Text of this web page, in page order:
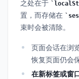
之处在于
置，而存储在
束时会被清除。
页面会话在浏
恢复页面仍会
在新标签或窗